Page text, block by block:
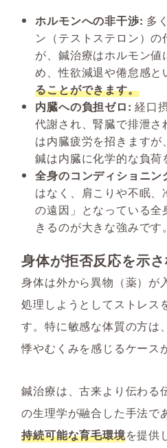
ホルモンへの非干渉: 多
ン（テストステロン）
が、鍼治療はホルモン値
め、性欲減退や倦怠感と
ることができます。
内臓への負担ゼロ: 経口
代謝され、腎臓で排泄さ
は内臓疲労を招きますが
鍼は内臓に化学的な負荷
全身のコンディショニン
はなく、肩こりや不眠
の遠因」となっている
きるのが大きな強みです。
身体が拒否反応を示
身体は外から異物（薬）が
処理しようとしてストレス
す。特に敏感な体質の方は
悸やむくみを感じるケース
鍼治療は、古来より伝わる
の生理学が融合した手法で
持続可能な育毛環境を提供